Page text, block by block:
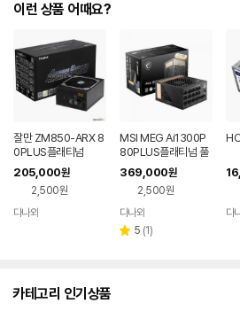
이런 상품 어때요?
잘만 ZM850-ARX 8
0PLUS플래티넘
205,000원
2,500원
다나와
MSI MEG Ai1300P
80PLUS플래티넘 풀
모듈러 ATX3.1
369,000원
2,500원
페이
다나와
별 5 리
(1)
다
카테고리 인기상품